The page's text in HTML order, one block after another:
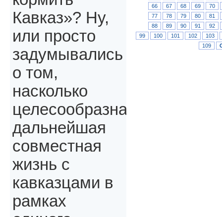
66
67 68 69
70
77
78 79 80
81
88
89 90 91
92
99
100 101 102
103
109
Кавказ»? Ну,
или просто
задумывались
о том,
насколько
целесообразна
дальнейшая
совместная
жизнь с
кавказцами в
рамках